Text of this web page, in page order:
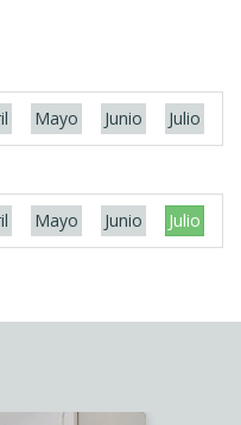
Mayo Junio Julio
Mayo Junio Julio